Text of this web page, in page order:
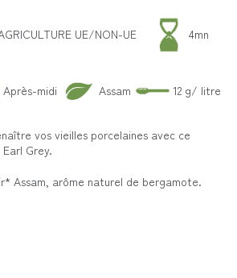
UE/NON-UE 4mn
Après-midi Assam 12 g/ litre
vos vieilles porcelaines avec ce
Grey.
Assam, arôme naturel de bergamote.